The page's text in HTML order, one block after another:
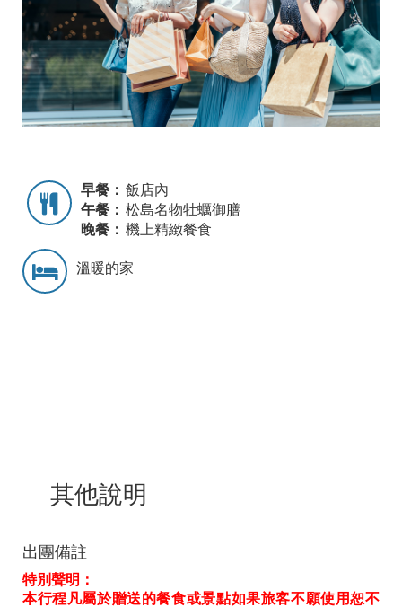
早餐： 飯店內
午餐： 松島名物牡蠣御膳
晚餐： 機上精緻餐食
溫暖的家
其他說明
出團備註
特別聲明：
本行程凡屬於贈送的餐食或景點如果旅客不願使用恕不